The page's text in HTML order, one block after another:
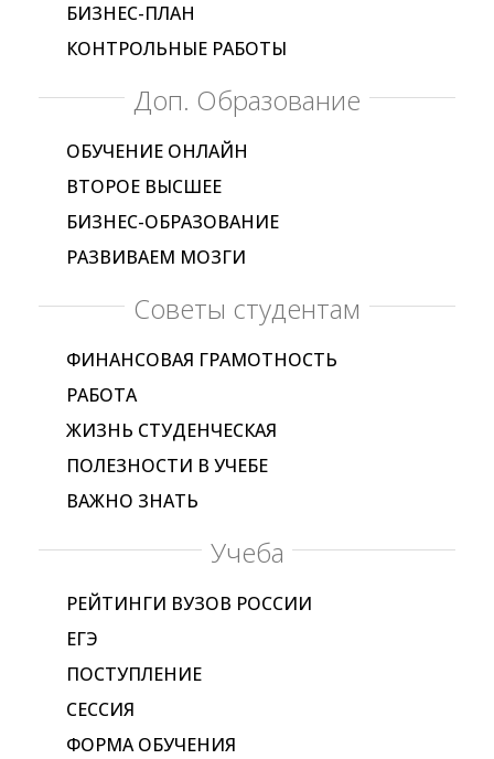
БИЗНЕС-ПЛАН
КОНТРОЛЬНЫЕ РАБОТЫ
Доп. Образование
ОБУЧЕНИЕ ОНЛАЙН
ВТОРОЕ ВЫСШЕЕ
БИЗНЕС-ОБРАЗОВАНИЕ
РАЗВИВАЕМ МОЗГИ
Советы студентам
ФИНАНСОВАЯ ГРАМОТНОСТЬ
РАБОТА
ЖИЗНЬ СТУДЕНЧЕСКАЯ
ПОЛЕЗНОСТИ В УЧЕБЕ
ВАЖНО ЗНАТЬ
Учеба
РЕЙТИНГИ ВУЗОВ РОССИИ
ЕГЭ
ПОСТУПЛЕНИЕ
СЕССИЯ
ФОРМА ОБУЧЕНИЯ